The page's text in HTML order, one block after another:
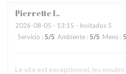
PierretteL
2026-08-05 - 13:15 - Invitados 5
Servicio : 5/5 Ambiente : 5/5 Menú : 5
Le site est exceptionnel, les